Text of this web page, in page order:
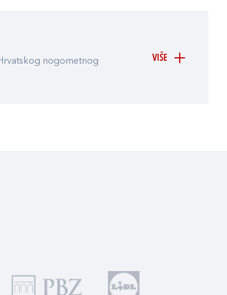
VIŠE
nogometnog